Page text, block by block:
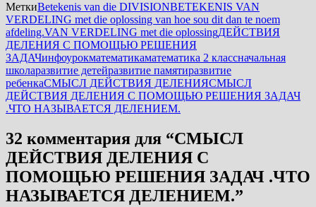
МеткиBetekenis van die DIVISIONBETEKENIS VAN
VERDELING met die oplossing van hoe sou dit dan te noem
afdeling.VAN VERDELING met die oplossingДЕЙСТВИЯ
ДЕЛЕНИЯ С ПОМОЩЬЮ РЕШЕНИЯ
ЗАДАЧинфоурокматематикаматематика 2 классначальная
школаразвитие детейразвитие памятиразвитие
ребенкаСМЫСЛ ДЕЙСТВИЯ ДЕЛЕНИЯСМЫСЛ
ДЕЙСТВИЯ ДЕЛЕНИЯ С ПОМОЩЬЮ РЕШЕНИЯ ЗАДАЧ
.ЧТО НАЗЫВАЕТСЯ ДЕЛЕНИЕМ.
32 комментария для “СМЫСЛ
ДЕЙСТВИЯ ДЕЛЕНИЯ С
ПОМОЩЬЮ РЕШЕНИЯ ЗАДАЧ .ЧТО
НАЗЫВАЕТСЯ ДЕЛЕНИЕМ.”